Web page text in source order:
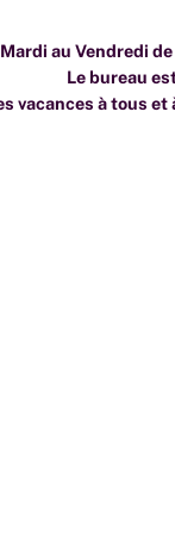
au Vendredi de
Le bureau
vacances à tous